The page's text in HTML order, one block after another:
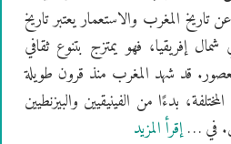
تاريخ المغرب والاستعمار يعتبر تاريخ
إفريقيا، فهو يمتزج بتنوع ثقافي
قد شهد المغرب منذ قرون طويلة
بدءًا من الفينيقيين والبيزنطيين
في …إقرأ المزيد